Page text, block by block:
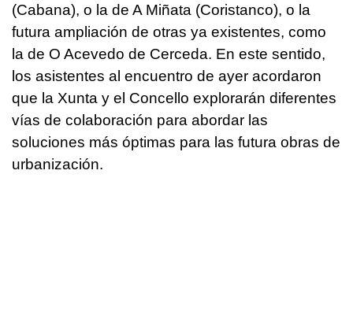
(Cabana), o la de A Miñata (Coristanco), o la
futura ampliación de otras ya existentes, como
la de O Acevedo de Cerceda. En este sentido,
los asistentes al encuentro de ayer acordaron
que la Xunta y el Concello explorarán diferentes
vías de colaboración para abordar las
soluciones más óptimas para las futura obras de
urbanización.